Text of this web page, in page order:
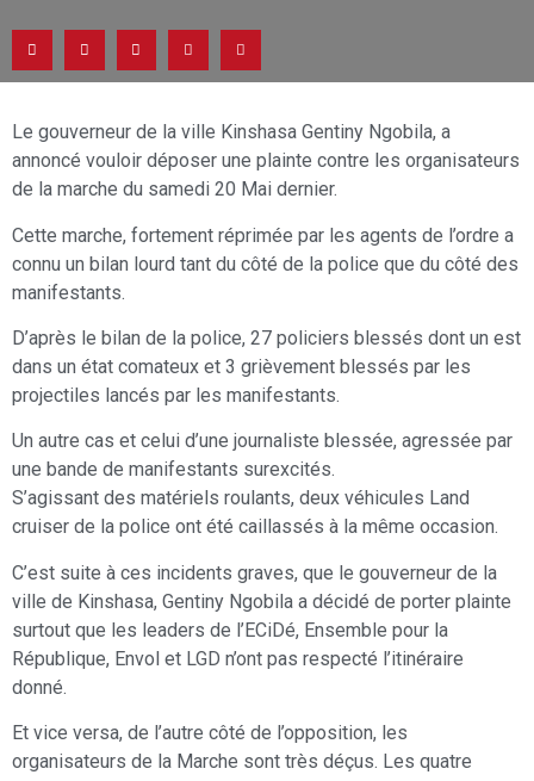
Le gouverneur de la ville Kinshasa Gentiny Ngobila, a
annoncé vouloir déposer une plainte contre les organisateurs
de la marche du samedi 20 Mai dernier.
Cette marche, fortement réprimée par les agents de l’ordre a
connu un bilan lourd tant du côté de la police que du côté des
manifestants.
D’après le bilan de la police, 27 policiers blessés dont un est
dans un état comateux et 3 grièvement blessés par les
projectiles lancés par les manifestants.
Un autre cas et celui d’une journaliste blessée, agressée par
une bande de manifestants surexcités.
S’agissant des matériels roulants, deux véhicules Land
cruiser de la police ont été caillassés à la même occasion.
C’est suite à ces incidents graves, que le gouverneur de la
ville de Kinshasa, Gentiny Ngobila a décidé de porter plainte
surtout que les leaders de l’ECiDé, Ensemble pour la
République, Envol et LGD n’ont pas respecté l’itinéraire
donné.
Et vice versa, de l’autre côté de l’opposition, les
organisateurs de la Marche sont très déçus. Les quatre